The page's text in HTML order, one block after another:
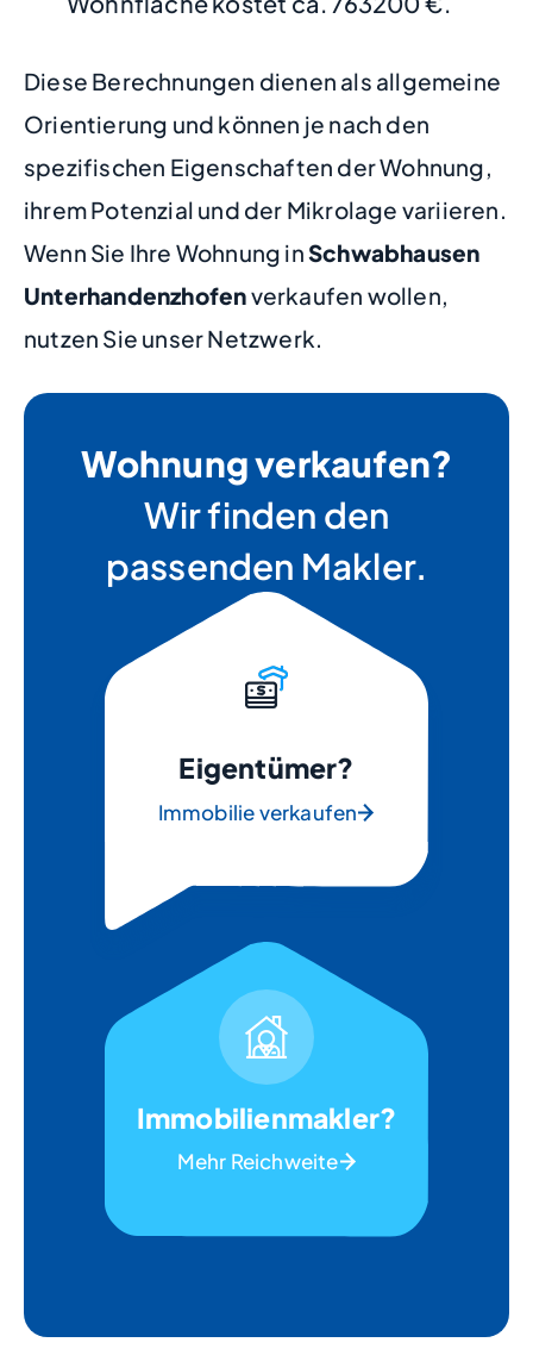
Diese Berechnungen dienen als allgemeine
Orientierung und können je nach den
spezifischen Eigenschaften der Wohnung,
ihrem Potenzial und der Mikrolage variieren.
Wenn Sie Ihre Wohnung inSchwabhausen
Unterhandenzhofenverkaufen wollen,
nutzen Sie unser Netzwerk.
Wohnung verkaufen?
Wir finden den
passenden Makler.
Eigentümer?
Immobilie verkaufen
Immobilienmakler?
Mehr Reichweite